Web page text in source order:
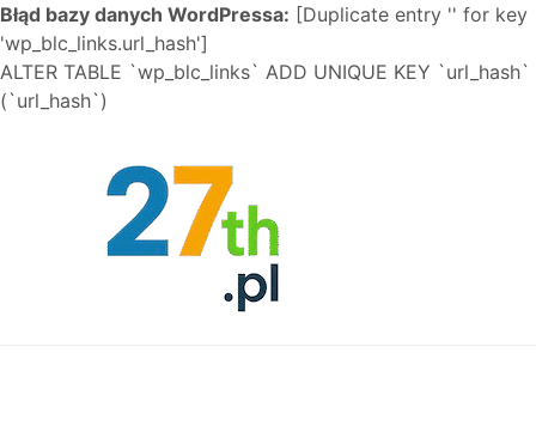
Błąd bazy danych WordPressa: [Duplicate entry '' for key
'wp_blc_links.url_hash']
ALTER TABLE `wp_blc_links` ADD UNIQUE KEY `url_hash`
(`url_hash`)